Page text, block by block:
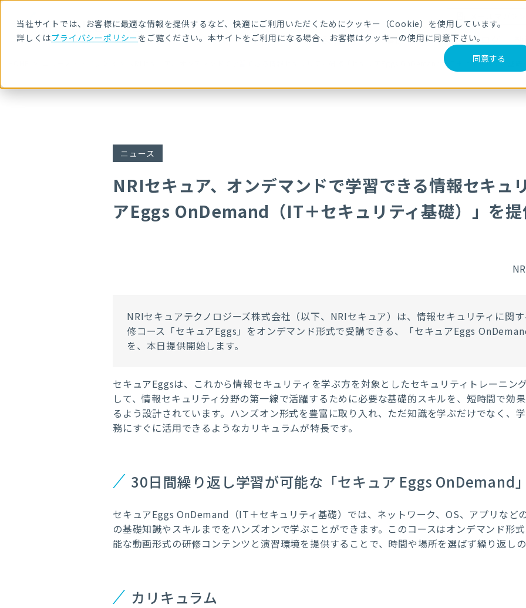
当社サイトでは、お客様に最適な情報を提供するなど、快適にご利用いただくためにクッキー（Cookie）を使用しています。
詳しくはプライバシーポリシーをご覧ください。本サイトをご利用になる場合、お客様はクッキーの使用に同意下さい。
同意する
メールマガジ
サービス・製品 導入事例 セミナー ブログ
NRIセキュア、オンデマンドで学習できる情報セキュリティ研修「セキュアEggs OnDemand（IT＋セキュリティ基礎
ニュース
NRIセキュア、オンデマンドで学習できる情報セキュ
アEggs OnDemand（IT＋セキュリティ基礎）」を
NRIセキュアテクノロジーズ株式会社（以下、 NRIセキュア）は、情報セキュリティに関
修コース「セキュアEggs 」をオンデマンド形式で受講できる、「セキュアEggs
を、本日提供開始します。
セキュアEggsは、これから情報セキュリティを学ぶ方を対象としたセキュリティトレーニン
して、情報セキュリティ分野の第一線で活躍するために必要な基礎的スキルを、短時間で効
るよう設計されています。ハンズオン形式を豊富に取り入れ、ただ知識を学ぶだけでなく、
務にすぐに活用できるようなカリキュラムが特長です。
30日間繰り返し学習が可能な「セキュア Eggs OnDemand」
セキュアEggs OnDemand（IT＋セキュリティ基礎）では、ネットワーク、OS、アプリなど
の基礎知識やスキルまでをハンズオンで学ぶことができます。このコースはオンデマンド形
能な動画形式の研修コンテンツと演習環境を提供することで、時間や場所を選ばず繰り返しの
カリキュラム